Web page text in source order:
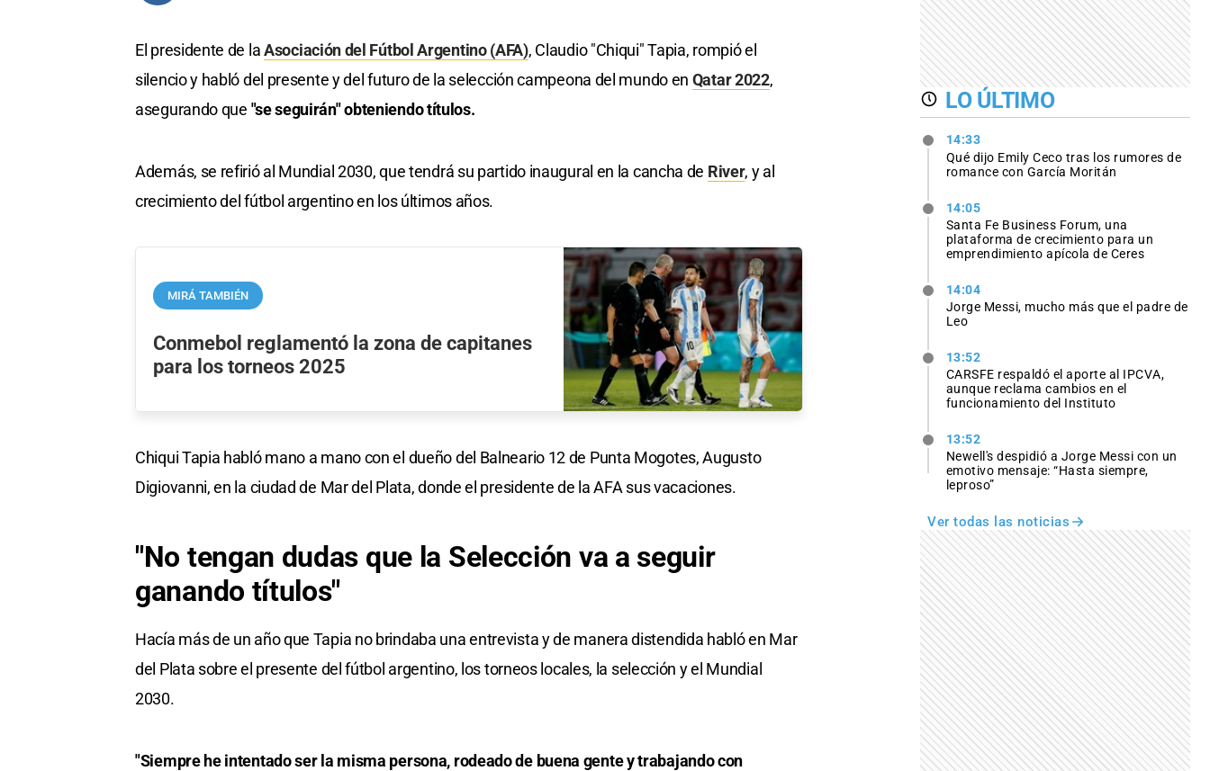
El presidente de laAsociación del Fútbol Argentino (AFA), Claudio "Chiqui" Tapia, rompió el
silencio y habló del presente y del futuro de la selección campeona del mundo en Qatar 2022,
asegurando que "se seguirán" obteniendo títulos.
Además, se refirió al Mundial 2030, que tendrá su partido inaugural en la cancha de River, y al
crecimiento del fútbol argentino en los últimos años.
MIRÁ TAMBIÉN
Conmebol reglamentó la zona de capitanes
para los torneos 2025
Chiqui Tapia habló mano a mano con el dueño del Balneario 12 de Punta Mogotes, Augusto
Digiovanni, en la ciudad de Mar del Plata, donde el presidente de la AFA sus vacaciones.
"No tengan dudas que la Selección va a seguir
ganando títulos"
Hacía más de un año que Tapia no brindaba una entrevista y de manera distendida habló en Mar
del Plata sobre el presente del fútbol argentino, los torneos locales, la selección y el Mundial
2030.
"Siempre he intentado ser la misma persona, rodeado de buena gente y trabajando con
LO ÚLTIMO
14:33
Qué dijo Emily Ceco tras los rumores de
romance con García Moritán
14:05
Santa Fe Business Forum, una
plataforma de crecimiento para un
emprendimiento apícola de Ceres
14:04
Jorge Messi, mucho más que el padre de
Leo
13:52
CARSFE respaldó el aporte al IPCVA,
aunque reclama cambios en el
funcionamiento del Instituto
13:52
Newell's despidió a Jorge Messi con un
emotivo mensaje: “Hasta siempre,
leproso”
Ver todas las noticias